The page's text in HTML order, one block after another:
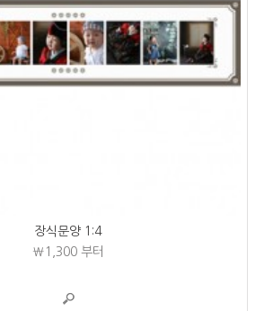
장식문양 1:4
₩1,300부터